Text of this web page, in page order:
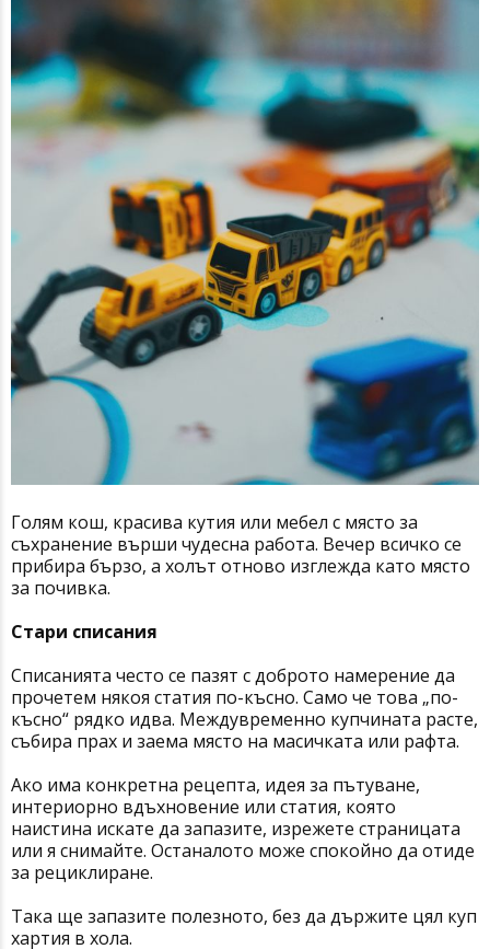
Голям кош, красива кутия или мебел с място за
съхранение върши чудесна работа. Вечер всичко се
прибира бързо, а холът отново изглежда като място
за почивка.
Стари списания
Списанията често се пазят с доброто намерение да
прочетем някоя статия по-късно. Само че това „по-
късно“ рядко идва. Междувременно купчината расте,
събира прах и заема място на масичката или рафта.
Ако има конкретна рецепта, идея за пътуване,
интериорно вдъхновение или статия, която
наистина искате да запазите, изрежете страницата
или я снимайте. Останалото може спокойно да отиде
за рециклиране.
Така ще запазите полезното, без да държите цял куп
хартия в хола.